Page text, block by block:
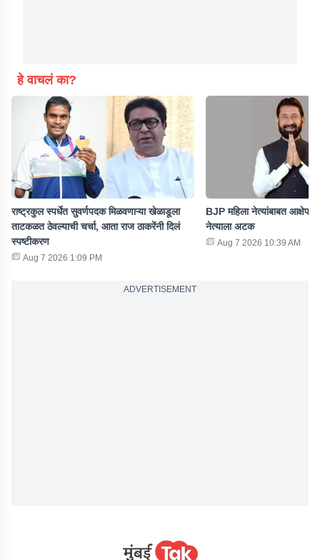
हे वाचलं का?
राष्ट्रकुल स्पर्धेत सुवर्णपदक मिळवणाऱ्या खेळाडूला
ताटकळत ठेवल्याची चर्चा, आता राज ठाकरेंनी दिलं
स्पष्टीकरण
Aug 7 2026 1:09 PM
BJP महिला नेत्यांबाबत
नेत्याला अटक
Aug 7 2026 10:39 AM
ADVERTISEMENT